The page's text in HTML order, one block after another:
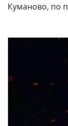
Куманово, по